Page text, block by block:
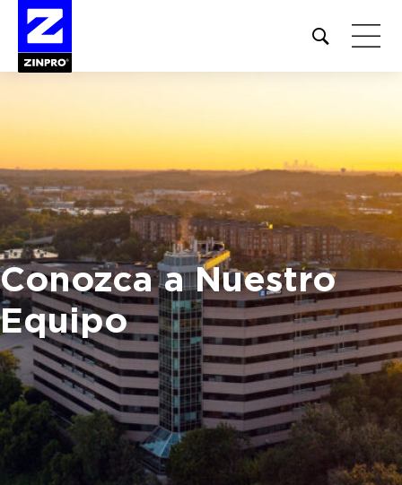
Open
site
search
Buscar:
Conozca a Nuestro
Equipo